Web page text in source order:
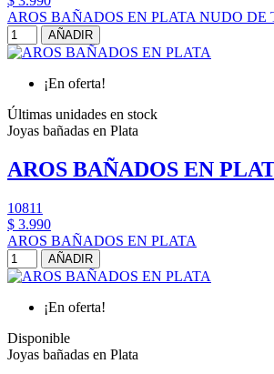
AROS BAÑADOS EN PLATA NUDO DE
AÑADIR
¡En oferta!
Últimas unidades en stock
Joyas bañadas en Plata
AROS BAÑADOS EN
10811
$ 3.990
AROS BAÑADOS EN PLATA
AÑADIR
¡En oferta!
Disponible
Joyas bañadas en Plata